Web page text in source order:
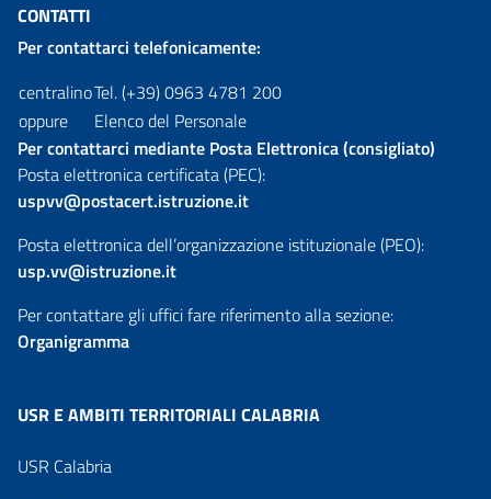
CONTATTI
Per contattarci telefonicamente:
centralinoTel. (+39) 0963 4781 200
oppure
Elenco del Personale
Per contattarci mediante Posta Elettronica (consigliato)
Posta elettronica certificata (PEC):
uspvv@postacert.istruzione.it
Posta elettronica dell’organizzazione istituzionale (PEO):
usp.vv@istruzione.it
Per contattare gli uffici fare riferimento alla sezione:
Organigramma
USR E AMBITI TERRITORIALI CALABRIA
USR Calabria